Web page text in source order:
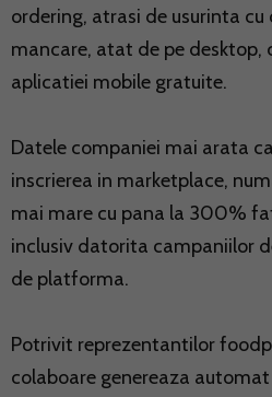
ordering, atrasi de usurinta
mancare, atat de pe desktop,
aplicatiei mobile gratuite.
Datele companiei mai arata
inscrierea in marketplace,
mai mare cu pana la 300%
inclusiv datorita campaniilor
de platforma.
Potrivit reprezentantilor
colaboare genereaza